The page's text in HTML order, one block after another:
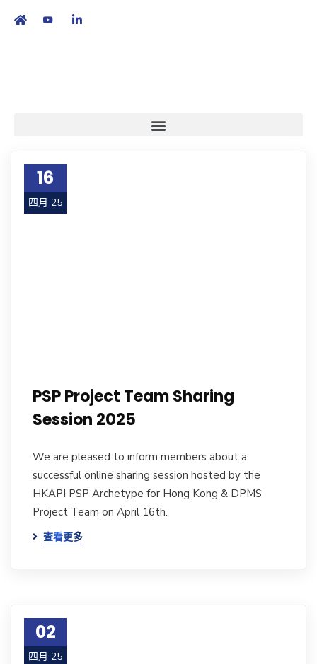
16
四月 25
PSP Project Team Sharing
Session 2025
We are pleased to inform members about a
successful online sharing session hosted by the
HKAPI PSP Archetype for Hong Kong & DPMS
Project Team on April 16th.
查看更多
02
四月 25